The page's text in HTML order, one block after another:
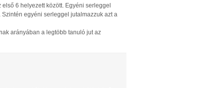
6 helyezett között. Egyéni serleggel
egyéni serleggel jutalmazzuk azt a
arányában a legtöbb tanuló jut az